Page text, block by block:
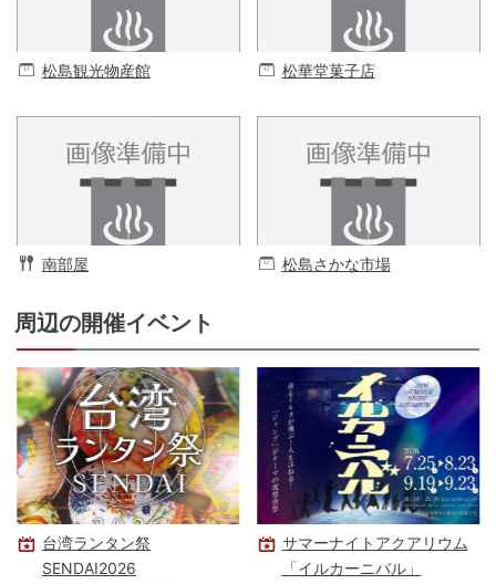
松島観光物産館 松華堂菓子店
南部屋 松島さかな市場
周辺の開催イベント
台湾ランタン祭
SENDAI2026
サマーナイトアクアリウム
「イルカーニバル」